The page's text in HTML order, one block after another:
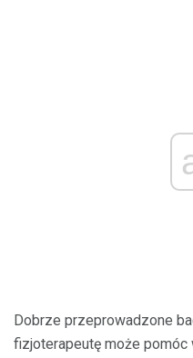
Dobrze przeprowadzone
fizjoterapeutę może pomóc